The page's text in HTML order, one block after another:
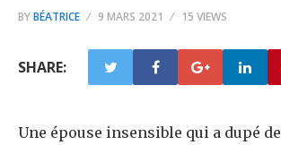
BYBÉATRICE 9 MARS 2021 15 VIEWS
SHARE:
Une épouse insensible qui a dupé